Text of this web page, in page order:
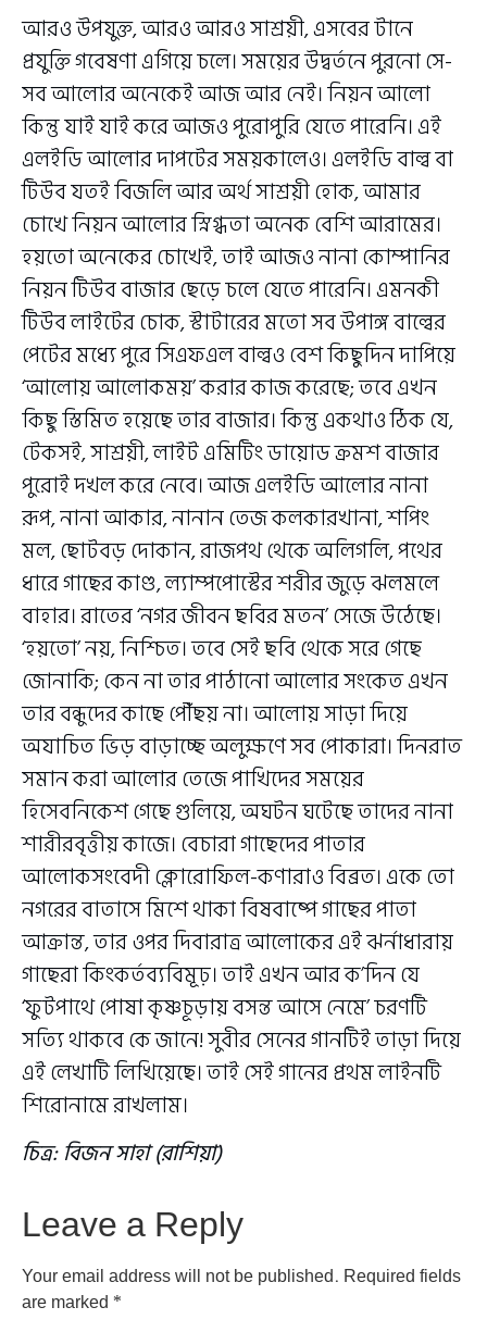
আরও উপযুক্ত, আরও আরও সাশ্রয়ী, এসবের টানে
প্রযুক্তি গবেষণা এগিয়ে চলে। সময়ের উদ্বর্তনে পুরনো সে-
সব আলোর অনেকেই আজ আর নেই। নিয়ন আলো
কিন্তু যাই যাই করে আজও পুরোপুরি যেতে পারেনি। এই
এলইডি আলোর দাপটের সময়কালেও। এলইডি বাল্ব বা
টিউব যতই বিজলি আর অর্থ সাশ্রয়ী হোক, আমার
চোখে নিয়ন আলোর স্নিগ্ধতা অনেক বেশি আরামের।
হয়তো অনেকের চোখেই, তাই আজও নানা কোম্পানির
নিয়ন টিউব বাজার ছেড়ে চলে যেতে পারেনি। এমনকী
টিউব লাইটের চোক, স্টাটারের মতো সব উপাঙ্গ বাল্বের
পেটের মধ্যে পুরে সিএফএল বাল্বও বেশ কিছুদিন দাপিয়ে
‘আলোয় আলোকময়’ করার কাজ করেছে; তবে এখন
কিছু স্তিমিত হয়েছে তার বাজার। কিন্তু একথাও ঠিক যে,
টেকসই, সাশ্রয়ী, লাইট এমিটিং ডায়োড ক্রমশ বাজার
পুরোই দখল করে নেবে। আজ এলইডি আলোর নানা
রূপ, নানা আকার, নানান তেজ কলকারখানা, শপিং
মল, ছোটবড় দোকান, রাজপথ থেকে অলিগলি, পথের
ধারে গাছের কাণ্ড, ল্যাম্পপোস্টের শরীর জুড়ে ঝলমলে
বাহার। রাতের ‘নগর জীবন ছবির মতন’ সেজে উঠেছে।
‘হয়তো’ নয়, নিশ্চিত। তবে সেই ছবি থেকে সরে গেছে
জোনাকি; কেন না তার পাঠানো আলোর সংকেত এখন
তার বন্ধুদের কাছে পৌঁছয় না। আলোয় সাড়া দিয়ে
অযাচিত ভিড় বাড়াচ্ছে অলুক্ষণে সব পোকারা। দিনরাত
সমান করা আলোর তেজে পাখিদের সময়ের
হিসেবনিকেশ গেছে গুলিয়ে, অঘটন ঘটেছে তাদের নানা
শারীরবৃত্তীয় কাজে। বেচারা গাছেদের পাতার
আলোকসংবেদী ক্লোরোফিল-কণারাও বিব্রত। একে তো
নগরের বাতাসে মিশে থাকা বিষবাষ্পে গাছের পাতা
আক্রান্ত, তার ওপর দিবারাত্র আলোকের এই ঝর্নাধারায়
গাছেরা কিংকর্তব্যবিমূঢ়। তাই এখন আর ক’দিন যে
‘ফুটপাথে পোষা কৃষ্ণচূড়ায় বসন্ত আসে নেমে’ চরণটি
সত্যি থাকবে কে জানে! সুবীর সেনের গানটিই তাড়া দিয়ে
এই লেখাটি লিখিয়েছে। তাই সেই গানের প্রথম লাইনটি
শিরোনামে রাখলাম।
চিত্র: বিজন সাহা (রাশিয়া)
Leave a Reply
Your email address will not be published. Required fields
are marked *